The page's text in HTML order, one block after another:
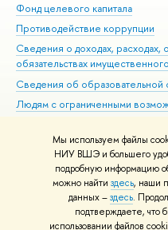
Мы используем файлы
НИУ ВШЭ и большего
подробную информацию
можно найти здесь, наши
данных –здесь.
подтверждаете, что
использовании файлов
Фонд целевого капитала
Противодействие коррупции
Сведения о доходах, расходах,
обязательствах
Сведения об образовательной
Людям с ограниченными
Работа в Вышке
© НИУ ВШЭ 1993–2026 Адреса